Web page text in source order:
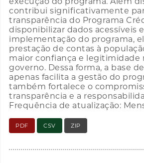
contribui significativamente
transparência do Programa
disponibilizar dados acessíveis
implementação do programa,
prestação de contas à
maior confiança e legitimidade
governo. Dessa forma, a base
apenas facilita a gestão do
também fortalece o
transparência e a
Frequência de atualização:
PDF CSV ZIP